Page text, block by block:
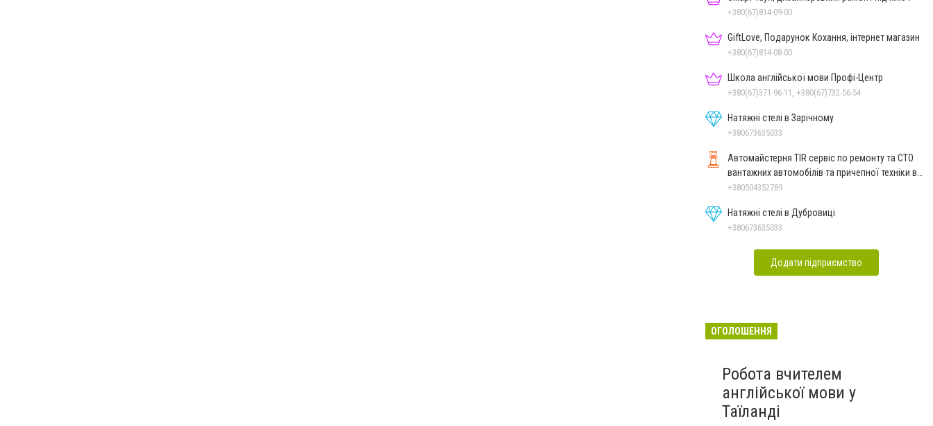
+380(67)814-09-00
GiftLove, Подарунок Кохання, інтернет магазин
+380(67)814-08-00
Школа англійської мови Профі-Центр
+380(67)371-96-11, +380(67)732-56-54
Натяжні стелі в Зарічному
+380673635033
Автомайстерня TIR сервіс по ремонту та СТО
вантажних автомобілів та причепної техніки в
Рівному
+380504352789
Натяжні стелі в Дубровиці
+380673635033
Додати підприємство
ОГОЛОШЕННЯ
Робота вчителем
англійської мови у
Таїланді